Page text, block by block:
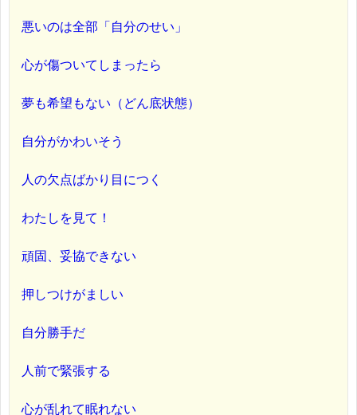
悪いのは全部「自分のせい」
心が傷ついてしまったら
夢も希望もない（どん底状態）
自分がかわいそう
人の欠点ばかり目につく
わたしを見て！
頑固、妥協できない
押しつけがましい
自分勝手だ
人前で緊張する
心が乱れて眠れない